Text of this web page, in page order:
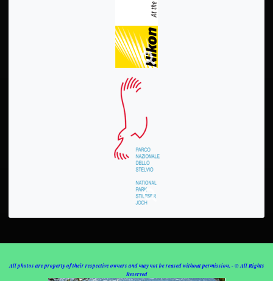
All photos are property of their respective owners and may not be reused without permission. - © All Rights
Reserved